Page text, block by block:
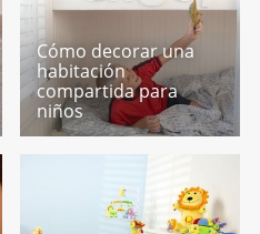
Cómo decorar una
habitación
compartida para
niños